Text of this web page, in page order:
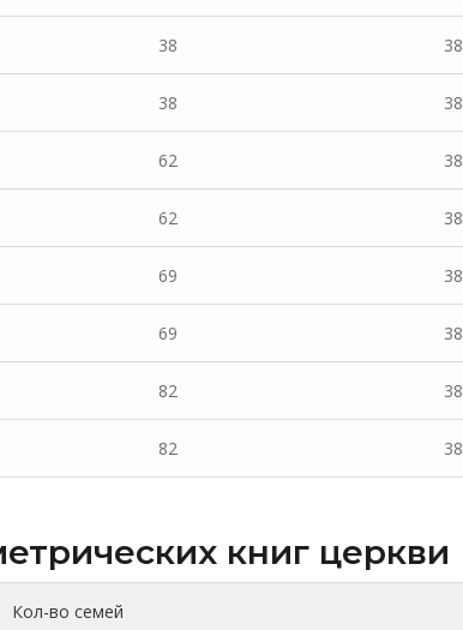
38 38
38 38
62 38
62 38
69 38
69 38
82 38
82 38
книг церкви
Кол-во семей